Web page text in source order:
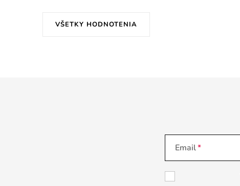
VŠETKY HODNOTENIA
Email